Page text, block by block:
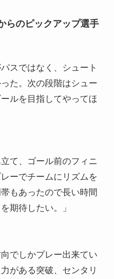
らのピックアップ選手
スではなく、シュート
た。次の段階はシュー
ルを目指してやってほ
て、ゴール前のフィニ
ーでチームにリズムを
もあったので長い時間
期待したい。」
でしかプレー出来てい
がある突破、センタリ